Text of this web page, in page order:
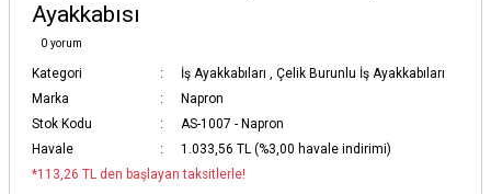
Ayakkabısı
0 yorum
Kategori İş Ayakkabıları , Çelik Burunlu İş Ayakkabıları
Marka
Napron
Stok Kodu
AS-1007 - Napron
Havale
1.033,56 TL (%3,00 havale indirimi)
*113,26 TL den başlayan taksitlerle!